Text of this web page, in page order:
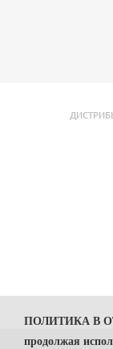
ПОЛИТИКА В
продолжая